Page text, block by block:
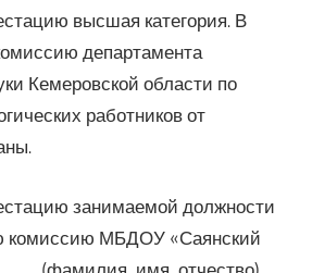
высшая категория. В
департамента
Кемеровской области по
работников от
занимаемой должности
комиссию МБДОУ «Саянский